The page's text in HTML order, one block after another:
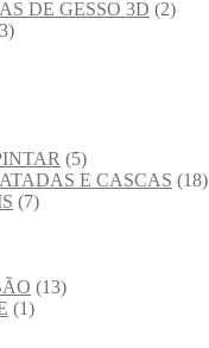
DE GESSO 3D (2)
(5)
E CASCAS (18)
(7)
(13)
(1)